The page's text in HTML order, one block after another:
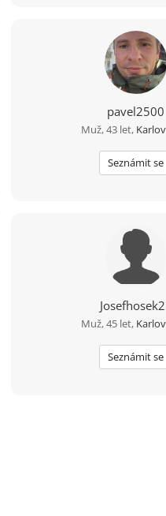
pavel2500
Muž, 43 let,
Seznámit se
Muž, 45 let,
Seznámit se